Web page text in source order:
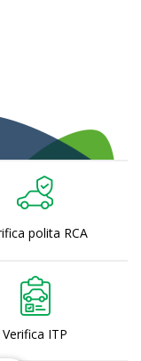
polita RCA
Verifica ITP